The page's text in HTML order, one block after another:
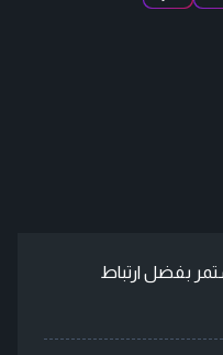
بفضل ارتباط